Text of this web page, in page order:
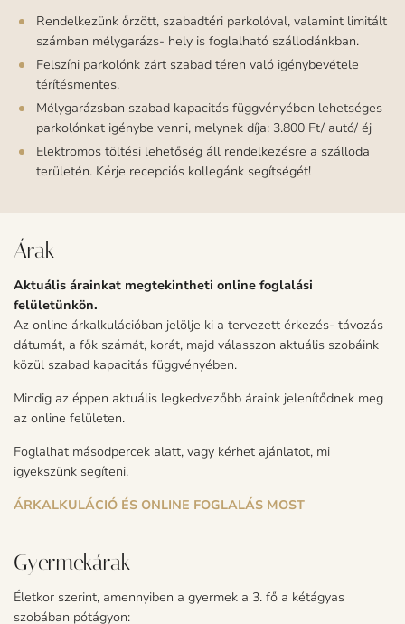
Rendelkezünk őrzött, szabadtéri parkolóval, valamint limitált
számban mélygarázs- hely is foglalható szállodánkban.
Felszíni parkolónk zárt szabad téren való igénybevétele
térítésmentes.
Mélygarázsban szabad kapacitás függvényében lehetséges
parkolónkat igénybe venni, melynek díja: 3.800 Ft/ autó/ éj
Elektromos töltési lehetőség áll rendelkezésre a szálloda
területén. Kérje recepciós kollegánk segítségét!
Árak
Aktuális árainkat megtekintheti online foglalási
felületünkön.
Az online árkalkulációban jelölje ki a tervezett érkezés- távozás
dátumát, a fők számát, korát, majd válasszon aktuális szobáink
közül szabad kapacitás függvényében.
Mindig az éppen aktuális legkedvezőbb áraink jelenítődnek meg
az online felületen.
Foglalhat másodpercek alatt, vagy kérhet ajánlatot, mi
igyekszünk segíteni.
ÁRKALKULÁCIÓ ÉS ONLINE FOGLALÁS MOST
Gyermekárak
Életkor szerint, amennyiben a gyermek a 3. fő a kétágyas
szobában pótágyon: